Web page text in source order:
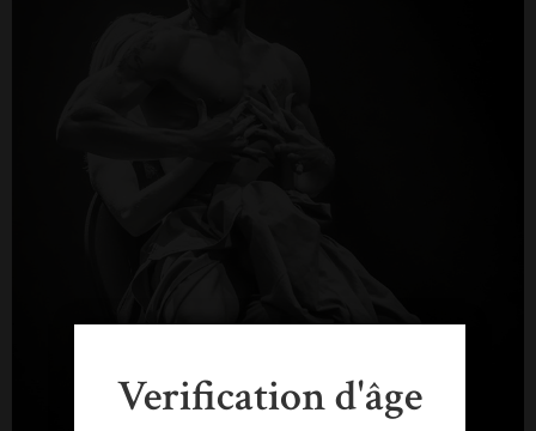
Verification d'âge